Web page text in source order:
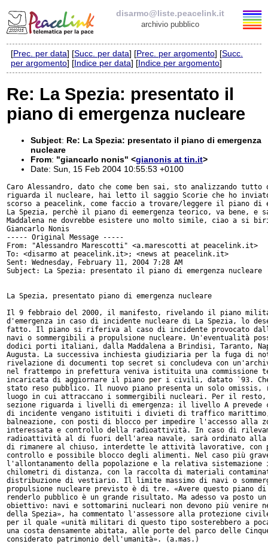
disarmo@liste.peacelink.it
archivio pubblico
Elenco delle liste
Iscrizione / Cancellazione
Policy delle liste di PeaceLink
Informativa sulla privacy
Richieste di rimozione
[Prec. per data] [Succ. per data] [Prec. per argomento] [Succ.
per argomento] [Indice per data] [Indice per argomento]
Re: La Spezia: presentato il
piano di emergenza nucleare
Subject: Re: La Spezia: presentato il piano di emergenza
nucleare
From: "giancarlo nonis" <gianonis at tin.it>
Date: Sun, 15 Feb 2004 10:55:53 +0100
Caro Alessandro, dato che come ben sai, sto analizzando tutto
riguarda il nucleare, hai letto il saggio Scorie che ho
scorso a peacelink, come faccio a trovare/leggere il piano di
La Spezia, perchè il piano di eemergenza teorico, va bene, e
Maddalena ne dovrebbe esistere uno molto simile, ciao a si
Giancarlo Nonis
----- Original Message -----
From: "Alessandro Marescotti" <a.marescotti at peacelink.it>
To: <disarmo at peacelink.it>; <news at peacelink.it>
Sent: Wednesday, February 11, 2004 7:28 AM
Subject: La Spezia: presentato il piano di emergenza nucleare
La Spezia, presentato piano di emergenza nucleare
Il 9 febbraio del 2000, il manifesto, rivelando il piano
d'emergenza in caso di incidente nucleare di La Spezia, lo
fatto. Il piano si riferiva al caso di incidente provocato
navi o sommergibili a propulsione nucleare. Un'eventualità
dodici porti italiani, dalla Maddalena a Brindisi, Taranto,
Augusta. La successiva inchiesta giudiziaria per la fuga di
rivelazione di documenti top secret si concludeva con
nel frattempo in prefettura veniva istituita una commissione
incaricata di aggiornare il piano per i civili, datato `93.
stato reso pubblico. Il nuovo piano presenta un solo omissis,
luogo in cui attraccano i sommergibili nucleari. Per il resto,
sezione riguarda i livelli di emergenza: il livello A prevede
di incidente vengano istituiti i divieti di traffico marittimo,
balneazione, con posti di blocco per impedire l'accesso alla
interessata e controllo della radioattività. In caso di
radioattività al di fuori dell'area navale, sarà ordinato alla
di rimanere al chiuso, interdette le attività lavorative, con
controllo e possibile blocco degli alimenti. Nel caso più
l'allontanamento della popolazione e la relativa
chilometri di distanza, con la raccolta di materiali
distribuzione di vestiario. Il limite massimo di navi o
propulsione nucleare previsto è di tre. «Avere questo piano di
renderlo pubblico è un grande risultato. Ma adesso va posto
obiettivo: navi e sottomarini nucleari non devono più venire
della Spezia», ha commentato l'assessore alla protezione
per il quale «unità militari di questo tipo sosterebbero a
una costa densamente abitata, alle porte del parco delle
considerato patrimonio dell'umanità». (a.mas.)